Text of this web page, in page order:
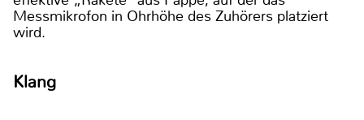
Messmikrofon in Ohrhöhe des Zuhörers platziert
wird.
Klang